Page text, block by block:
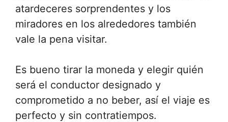
atardeceres sorprendentes y los
miradores en los alrededores también
vale la pena visitar.
Es bueno tirar la moneda y elegir quién
será el conductor designado y
comprometido a no beber, así el viaje es
perfecto y sin contratiempos.